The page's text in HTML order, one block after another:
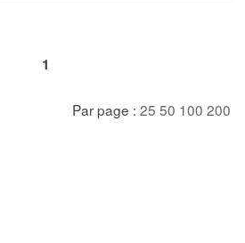
1
Par page : 25 50 100 200